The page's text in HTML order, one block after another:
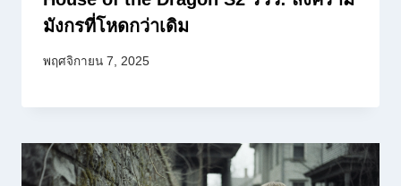
มังกรที่โหดกว่าเดิม
พฤศจิกายน 7, 2025